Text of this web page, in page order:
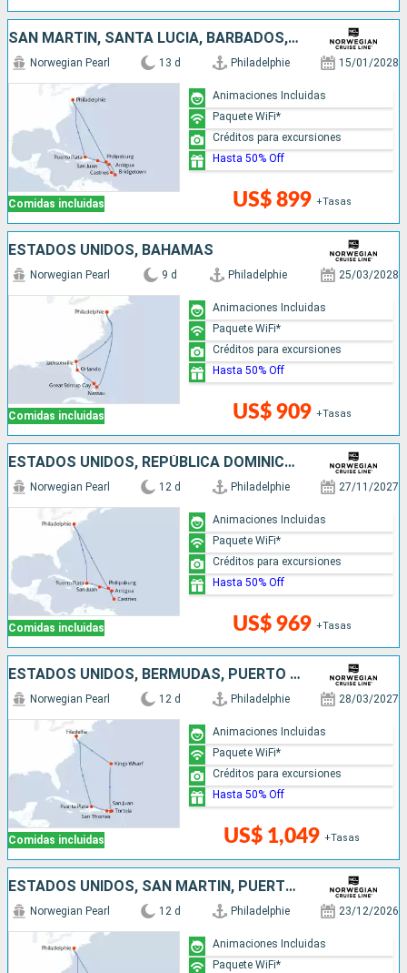
SAN MARTÍN, SANTA LUCIA, BARBADOS, ANTIGUA Y BARBUDA, PUERTO RICO, REPÚBLICA DOMINICANA, ESTADOS UNIDOS
Comidas incluidas
Norwegian Pearl 13 d Philadelphie 15/01/2028
US$ 899 +Tasas
Animaciones Incluidas
Paquete WiFi*
Créditos para excursiones
Hasta 50% Off
ESTADOS UNIDOS, BAHAMAS
Comidas incluidas
Norwegian Pearl 9 d Philadelphie 25/03/2028
US$ 909 +Tasas
Animaciones Incluidas
Paquete WiFi*
Créditos para excursiones
Hasta 50% Off
ESTADOS UNIDOS, REPÚBLICA DOMINICANA, PUERTO RICO, ANTIGUA Y BARBUDA, SANTA LUCIA, SAN MARTÍN
Comidas incluidas
Norwegian Pearl 12 d Philadelphie 27/11/2027
US$ 969 +Tasas
Animaciones Incluidas
Paquete WiFi*
Créditos para excursiones
Hasta 50% Off
ESTADOS UNIDOS, BERMUDAS, PUERTO RICO, REPÚBLICA DOMINICANA
Comidas incluidas
Norwegian Pearl 12 d Philadelphie 28/03/2027
US$ 1,049 +Tasas
Animaciones Incluidas
Paquete WiFi*
Créditos para excursiones
Hasta 50% Off
ESTADOS UNIDOS, SAN MARTÍN, PUERTO RICO, REPÚBLICA DOMINICANA
Norwegian Pearl 12 d Philadelphie 23/12/2026
Animaciones Incluidas
Paquete WiFi*